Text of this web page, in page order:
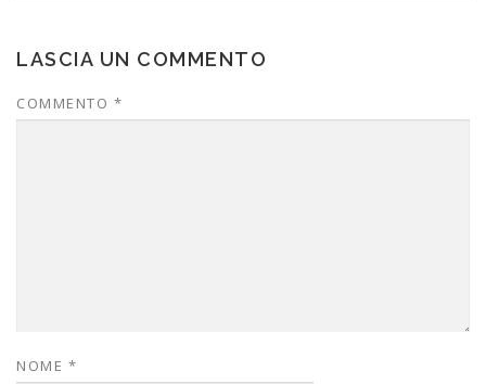
LASCIA UN COMMENTO
COMMENTO *
NOME *